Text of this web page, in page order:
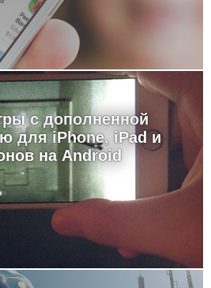
с дополненной
для iPhone, iPad и
на Android